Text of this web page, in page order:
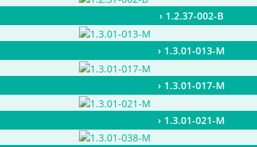
› 1.2.37-002-B
› 1.3.01-013-M
› 1.3.01-017-M
› 1.3.01-021-M